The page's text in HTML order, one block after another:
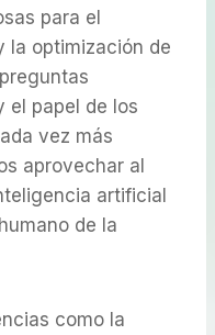
para el
la optimización de
el papel de los
vez más
aprovechar al
artificial
de la
como la